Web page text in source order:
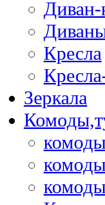
Диван-
Кресла
Зеркала